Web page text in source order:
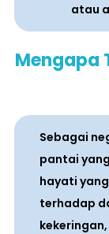
atau
Mengapa
Sebagai
pantai
hayati
terhadap